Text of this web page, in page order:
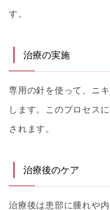
す。
治療の実施
専用の針を使って、ニ
します。このプロセス
されます。
治療後のケア
治療後は患部に腫れや